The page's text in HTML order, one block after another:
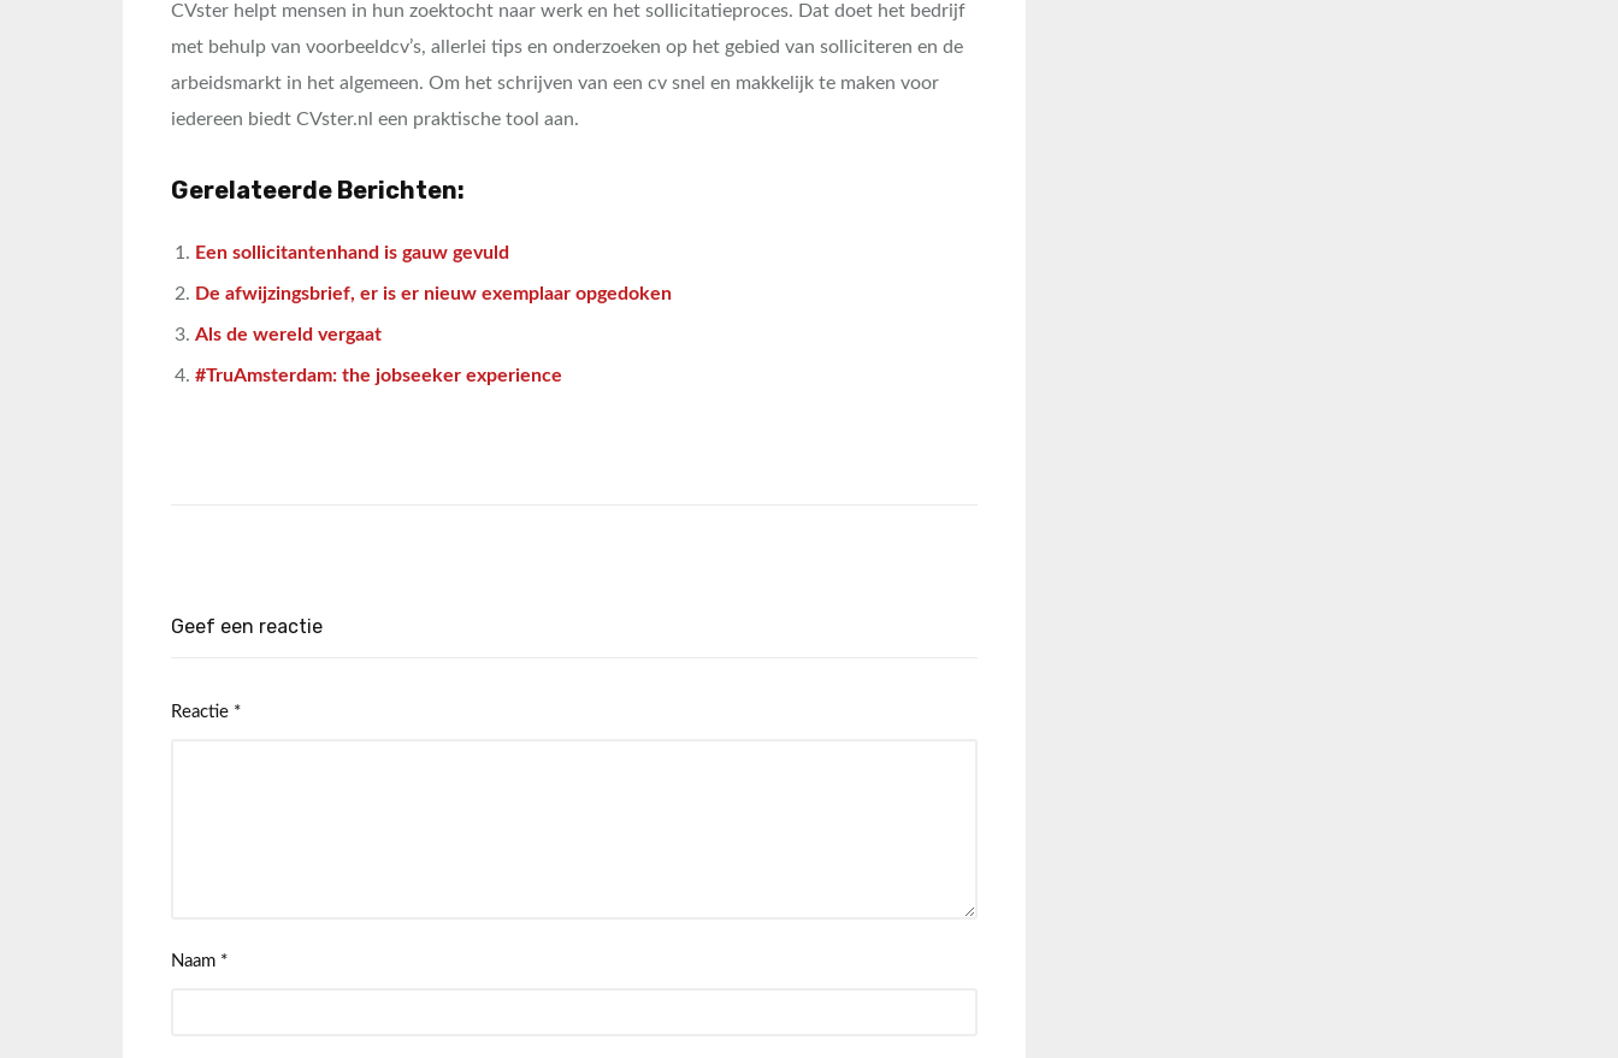
CVster helpt mensen in hun zoektocht naar werk en het sollicitatieproces. Dat doet het bedrijf
met behulp van voorbeeldcv’s, allerlei tips en onderzoeken op het gebied van solliciteren en de
arbeidsmarkt in het algemeen. Om het schrijven van een cv snel en makkelijk te maken voor
iedereen biedt CVster.nl een praktische tool aan.
Gerelateerde Berichten:
Een sollicitantenhand is gauw gevuld
De afwijzingsbrief, er is er nieuw exemplaar opgedoken
Als de wereld vergaat
#TruAmsterdam: the jobseeker experience
Geef een reactie
Reactie *
Naam *